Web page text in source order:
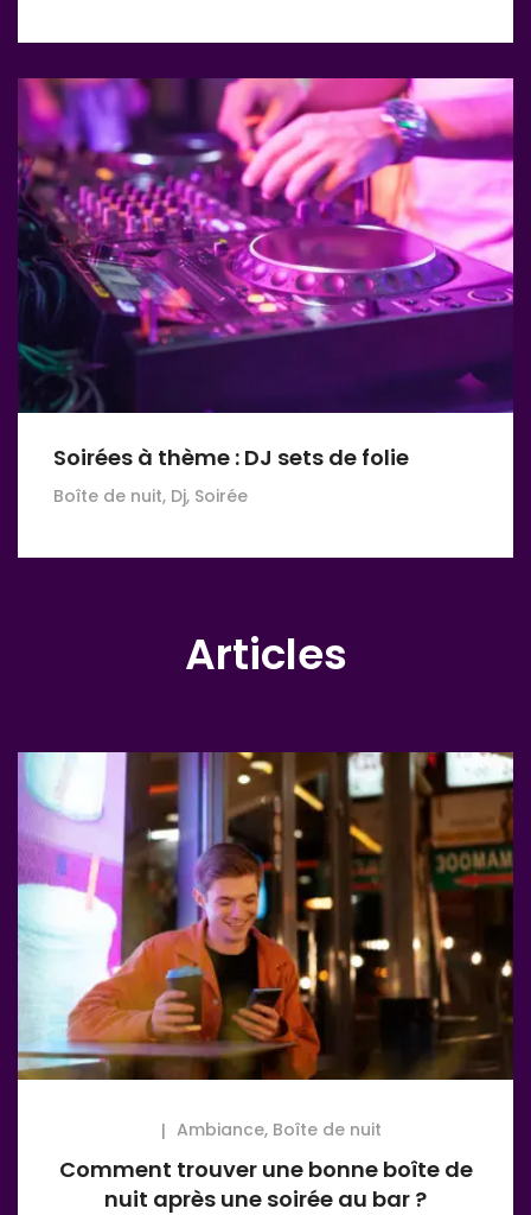
Soirées à thème : DJ sets de folie
Boîte de nuit, Dj, Soirée
Articles
Ambiance, Boîte de nuit
Comment trouver une bonne boîte de
nuit après une soirée au bar ?